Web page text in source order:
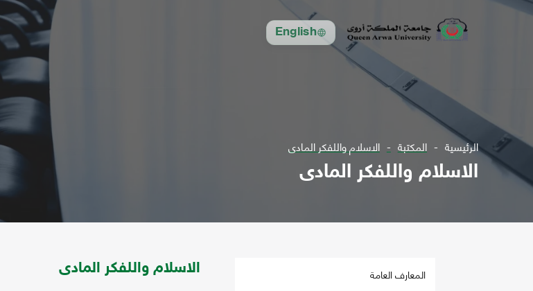
English
الرئيسية المكتبة الاسلام واللفكر المادى
الاسلام واللفكر المادى
المعارف العامة
الاسلام واللفكر المادى